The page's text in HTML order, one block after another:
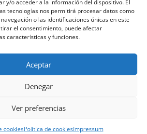
y/o acceder a la información del dispositivo. El
tecnologías nos permitirá procesar datos como
o las identificaciones únicas en este
el consentimiento, puede afectar
características y funciones.
Aceptar
Denegar
Ver preferencias
cookiesPolítica de cookiesImpressum